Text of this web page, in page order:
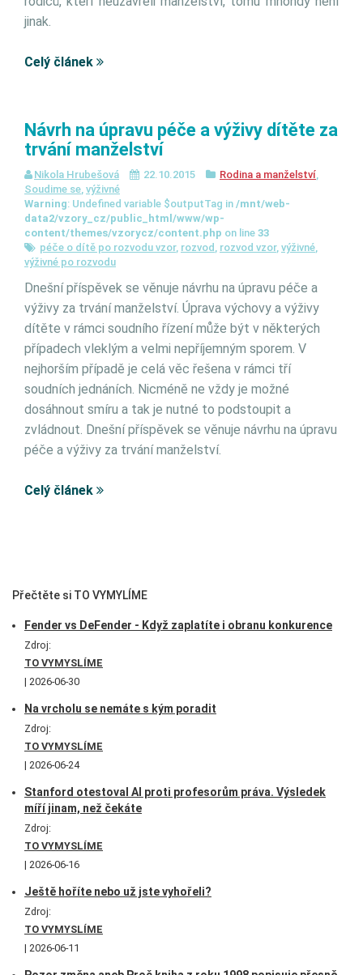
jinak.
Celý článek
Návrh na úpravu péče a výživy dítěte za
trvání manželství
Nikola Hrubešová 22.10.2015 Rodina a manželství,
Soudime se, výživné
Warning: Undefined variable $outputTag in /mnt/web-
data2/vzory_cz/public_html/www/wp-
content/themes/vzorycz/content.php on line 33
péče o dítě po rozvodu vzor, rozvod , rozvod vzor, výživné,
výživné po rozvodu
Dnešní příspěvek se věnuje návrhu na úpravu péče a
výživy za trvání manželství. Úprava výchovy a výživy
dítěte v rámci soudního řízení může být v některých
případech vleklým a velmi nepříjemným sporem. V
nejhorším případě je celá věc řešena v rámci tří
soudních jednáních. Nicméně ne vždy je možné
dosáhnout smíru a tak je nutné to podstoupit a
zvládnout. Dnešní příspěvek se věnuje návrhu na úpravu
péče a výživy za trvání manželství.
Celý článek
Přečtěte si TO VYMYLÍME
Fender vs DeFender - Když zaplatíte i obranu konkurence
Zdroj:
TO VYMYSLÍME
2026-06-30
Na vrcholu se nemáte s kým poradit
Zdroj:
TO VYMYSLÍME
2026-06-24
Stanford otestoval AI proti profesorům práva. Výsledek
míří jinam, než čekáte
Zdroj:
TO VYMYSLÍME
2026-06-16
Ještě hoříte nebo už jste vyhořeli?
Zdroj:
TO VYMYSLÍME
2026-06-11